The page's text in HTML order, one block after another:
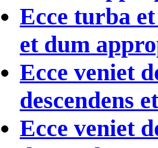
Ecce turba
et dum
Ecce veniet
descendens
Ecce veniet